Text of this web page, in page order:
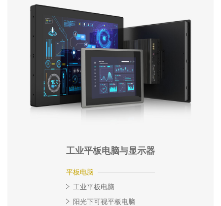
工业平板电脑与显示器
平板电脑
工业平板电脑
阳光下可视平板电脑